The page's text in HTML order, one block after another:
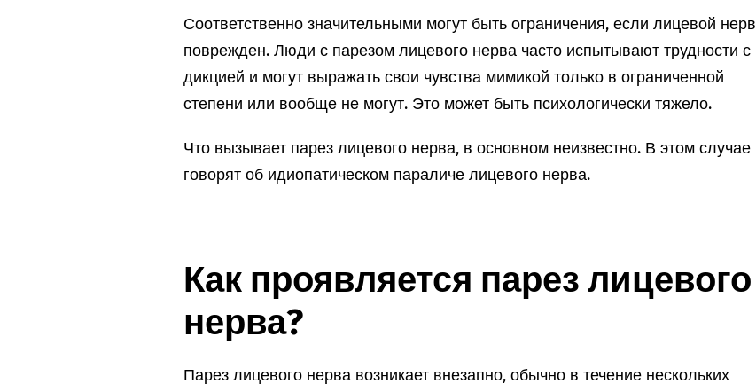
Соответственно значительными могут быть ограничения, если лицевой нерв
поврежден. Люди с парезом лицевого нерва часто испытывают трудности с
дикцией и могут выражать свои чувства мимикой только в ограниченной
степени или вообще не могут. Это может быть психологически тяжело.
Что вызывает парез лицевого нерва, в основном неизвестно. В этом случае
говорят об идиопатическом параличе лицевого нерва.
Как проявляется парез лицевого
нерва?
Парез лицевого нерва возникает внезапно, обычно в течение нескольких